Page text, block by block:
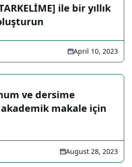
ile bir yıllık
April 10, 2023
ve dersime
makale için
August 28, 2023